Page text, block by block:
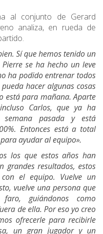
al conjunto de Gerard
analiza, en rueda de
Sí que hemos tenido un
se ha hecho un leve
ha podido entrenar todos
hacer algunas cosas
está para mañana. Aparte
Carlos, que ya ha
pasada y está
Entonces está a total
ayudar al equipo».
los que estos años han
grandes resultados, estos
el equipo. Vuelve un
vuelve una persona que
guiándonos como
de ella. Por eso yo creo
ofrecerle para recibirle
un gran jugador y un